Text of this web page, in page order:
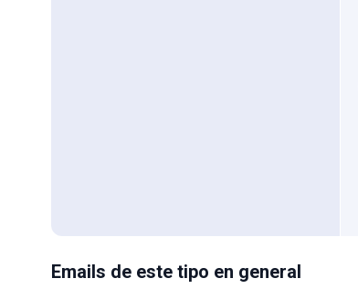
Emails de este tipo en general